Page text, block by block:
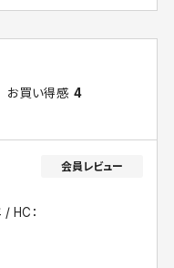
お買い得感 4
HC：